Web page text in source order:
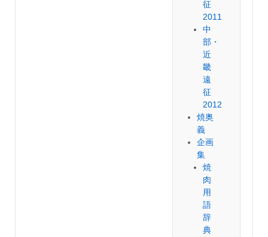
征
2011
中
部・
近
畿
遠
征
2012
焼奥
義
企画
集
焼
肉
用
語
辞
典